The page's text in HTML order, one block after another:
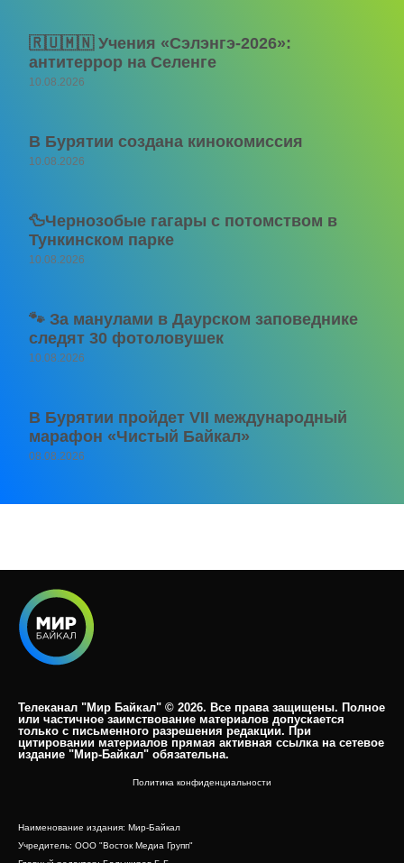
🇷🇺🇲🇳 Учения «Сэлэнгэ-2026»:
антитеррор на Селенге
10.08.2026
В Бурятии создана кинокомиссия
10.08.2026
🦆Чернозобые гагары с потомством в
Тункинском парке
10.08.2026
🐾 За манулами в Даурском заповеднике
следят 30 фотоловушек
10.08.2026
В Бурятии пройдет VII международный
марафон «Чистый Байкал»
08.08.2026
Телеканал "Мир Байкал" © 2026. Все права защищены. Полное
или частичное заимствование материалов допускается
только с письменного разрешения редакции. При
цитировании материалов прямая активная ссылка на сетевое
издание "Мир-Байкал" обязательна.​
Политика конфиденциальности
Наименование издания: Мир-Байкал
Учредитель: ООО "Восток Медиа Групп"